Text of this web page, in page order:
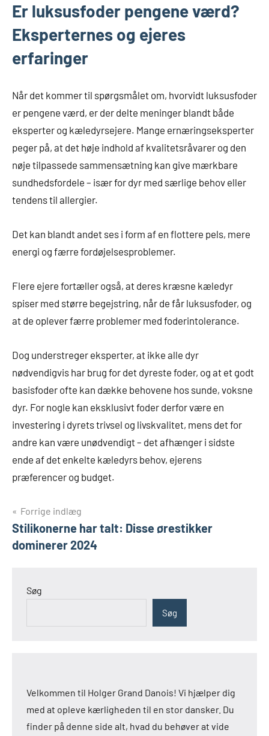
Er luksusfoder pengene værd?
Eksperternes og ejeres
erfaringer
Når det kommer til spørgsmålet om, hvorvidt luksusfoder
er pengene værd, er der delte meninger blandt både
eksperter og kæledyrsejere. Mange ernæringseksperter
peger på, at det høje indhold af kvalitetsråvarer og den
nøje tilpassede sammensætning kan give mærkbare
sundhedsfordele – især for dyr med særlige behov eller
tendens til allergier.
Det kan blandt andet ses i form af en flottere pels, mere
energi og færre fordøjelsesproblemer.
Flere ejere fortæller også, at deres kræsne kæledyr
spiser med større begejstring, når de får luksusfoder, og
at de oplever færre problemer med foderintolerance.
Dog understreger eksperter, at ikke alle dyr
nødvendigvis har brug for det dyreste foder, og at et godt
basisfoder ofte kan dække behovene hos sunde, voksne
dyr. For nogle kan eksklusivt foder derfor være en
investering i dyrets trivsel og livskvalitet, mens det for
andre kan være unødvendigt – det afhænger i sidste
ende af det enkelte kæledyrs behov, ejerens
præferencer og budget.
Indlægsnavigation
Forrige indlæg
Stilikonerne har talt: Disse ørestikker
dominerer 2024
Søg
Søg
Velkommen til Holger Grand Danois! Vi hjælper dig
med at opleve kærligheden til en stor dansker. Du
finder på denne side alt, hvad du behøver at vide